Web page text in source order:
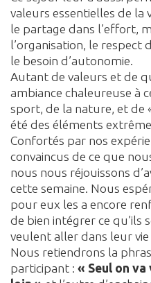
valeurs essentielles de la
le partage dans l’effort,
l’organisation, le respect
le besoin d’autonomie.
Autant de valeurs et de
ambiance chaleureuse à
sport, de la nature, et de
été des éléments
Confortés par nos
convaincus de ce que
nous nous réjouissons
cette semaine. Nous
pour eux les a encore
de bien intégrer ce qu’ils
veulent aller dans leur
Nous retiendrons la
participant : « Seul on va